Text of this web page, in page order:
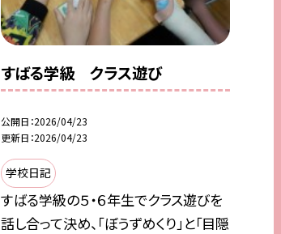
すばる学級 クラス遊び
公開日 2026/04/23
更新日 2026/04/23
学校日記
すばる学級の５・６年生でクラス遊びを
話し合って決め、「ぼうずめくり」と「目隠